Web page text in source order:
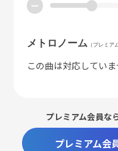
ー
メトロノーム （プレミア
この曲は対応してい
プレミアム会員な
プレミアム会